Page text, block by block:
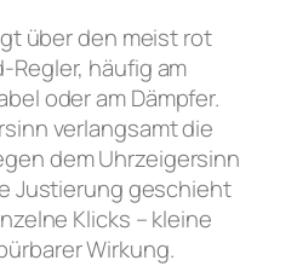
über den meist rot
Regler, häufig am
oder am Dämpfer.
verlangsamt die
dem Uhrzeigersinn
Justierung geschieht
Klicks – kleine
Wirkung.